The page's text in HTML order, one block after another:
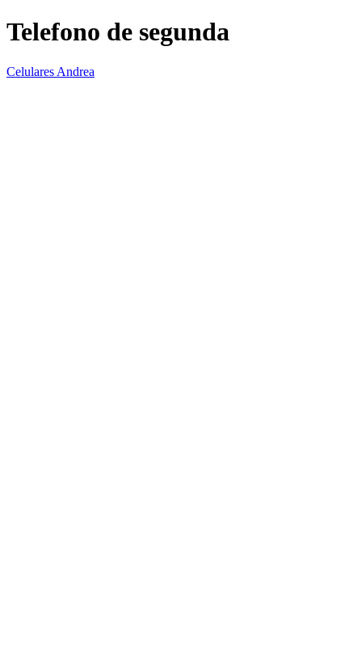
Telefono de segunda
Celulares Andrea